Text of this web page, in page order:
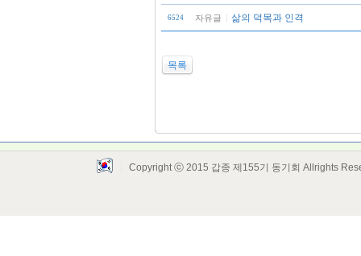
6524 자유글 삶의 덕목과 인격
목록
Copyright ⓒ 2015 갑종 제155기 동기회 Allrights